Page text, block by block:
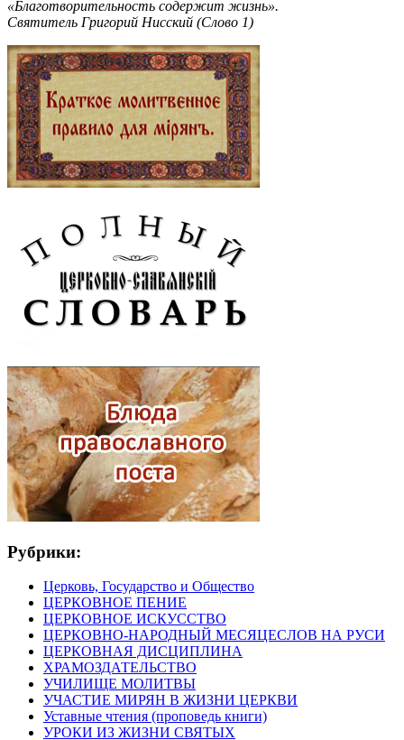
«Благотворительность содержит жизнь».
Святитель Григорий Нисский (Слово 1)
Рубрики:
Церковь, Государство и Общество
ЦЕРКОВНОЕ ПЕНИЕ
ЦЕРКОВНОЕ ИСКУССТВО
ЦЕРКОВНО-НАРОДНЫЙ МЕСЯЦЕСЛОВ НА РУСИ
ЦЕРКОВНАЯ ДИСЦИПЛИНА
ХРАМОЗДАТЕЛЬСТВО
УЧИЛИЩЕ МОЛИТВЫ
УЧАСТИЕ МИРЯН В ЖИЗНИ ЦЕРКВИ
Уставные чтения (проповедь книги)
УРОКИ ИЗ ЖИЗНИ СВЯТЫХ